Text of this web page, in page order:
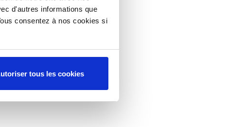
d'autres informations que
consentez à nos cookies si
tous les cookies